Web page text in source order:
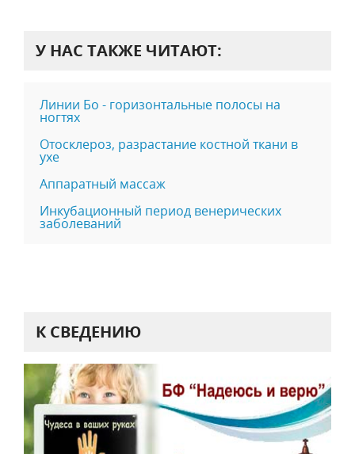
У НАС ТАКЖЕ ЧИТАЮТ:
Линии Бо - горизонтальные полосы на
ногтях
Отосклероз, разрастание костной ткани в
ухе
Аппаратный массаж
Инкубационный период венерических
заболеваний
К СВЕДЕНИЮ